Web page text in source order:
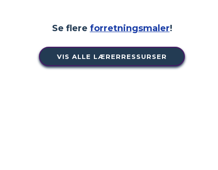
Se flere forretningsmaler!
VIS ALLE LÆRERRESSURSER